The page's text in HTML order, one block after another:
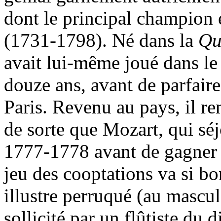
dont le principal champion
(1731-1798). Né dans la
avait lui-même joué dans
douze ans, avant de
Paris. Revenu au pays, il
de sorte que Mozart, qui
1777-1778 avant de
jeu des cooptations va si
illustre perruqué (au